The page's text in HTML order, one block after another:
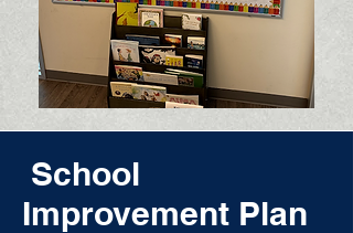
School
Improvement Plan